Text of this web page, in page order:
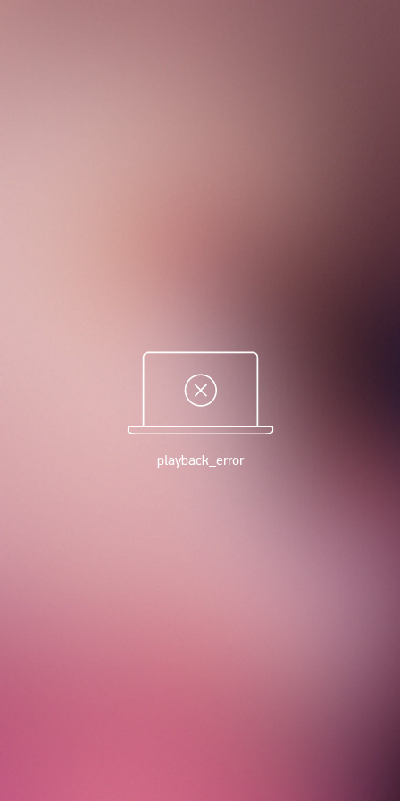
playback_error